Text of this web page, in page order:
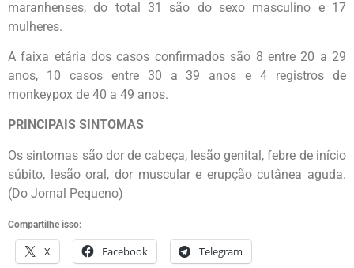
maranhenses, do total 31 são do sexo masculino e 17
mulheres.
A faixa etária dos casos confirmados são 8 entre 20 a 29
anos, 10 casos entre 30 a 39 anos e 4 registros de
monkeypox de 40 a 49 anos.
PRINCIPAIS SINTOMAS
Os sintomas são dor de cabeça, lesão genital, febre de início
súbito, lesão oral, dor muscular e erupção cutânea aguda.
(Do Jornal Pequeno)
Compartilhe isso:
X Facebook Telegram